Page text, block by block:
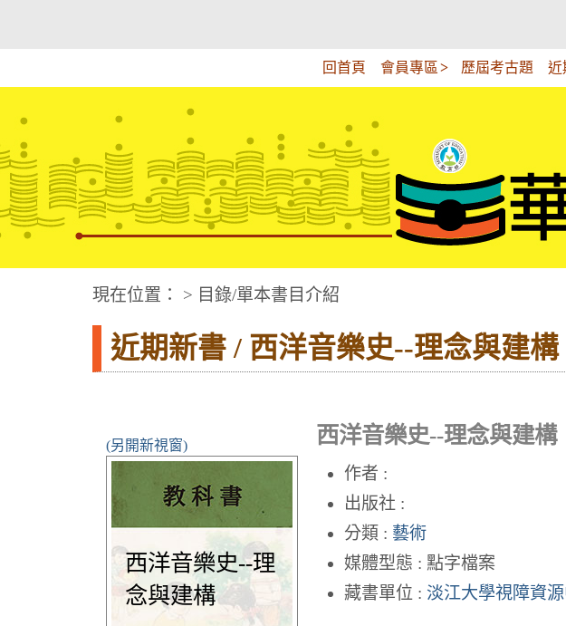
內
回首頁 會員專區 歷屆考古題 近
華文視障電子圖書網
現在位置： > 目錄/單本書目介紹
近期新書 / 西洋音樂史--理念與建構
(另開新視窗)
西洋音樂史--理
念與建構
西洋音樂史--理念與建構
作者 :
出版社 :
分類 : 藝術
媒體型態 : 點字檔案
藏書單位 : 淡江大學視障資